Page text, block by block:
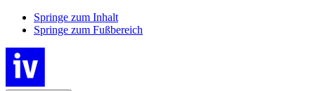
Springe zum Inhalt
Springe zum Fußbereich